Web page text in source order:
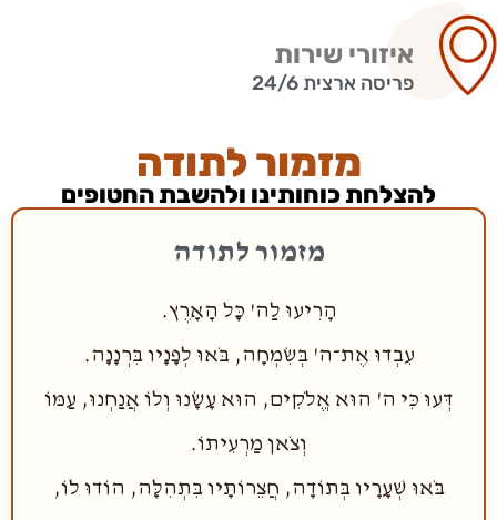
איזורי שירות
פריסה ארצית 24/6
מזמור לתודה
להצלחת כוחותינו ולהשבת החטופים
מזמור לתודה
הָרִיעוּ לַה' כָּל הָאָרֶץ.
עִבְדוּ אֶת־ה' בְּשִׂמְחָה, בֹּאוּ לְפָנָיו בִּרְנָנָה.
דְּעוּ כִּי ה' הוּא אֱלֹקִים, הוּא עָשָׂנוּ וְלוֹ אֲנַחְנוּ, עַמּוֹ
וְצֹאן מַרְעִיתוֹ.
בֹּאוּ שְׁעָרָיו בְּתוֹדָה, חֲצֵרוֹתָיו בִּתְהִלָּה, הוֹדוּ לוֹ,